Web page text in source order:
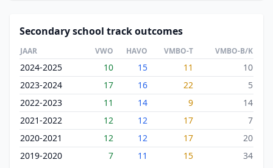
Secondary school track outcomes
JAAR VWO HAVO VMBO-T VMBO-B/K
2024-2025 10 15 11
10
2023-2024
17 16 22
5
2022-2023
11 14 9
14
2021-2022
12 12 17
7
2020-2021
12 12 17
20
2019-2020
7 11 15 34